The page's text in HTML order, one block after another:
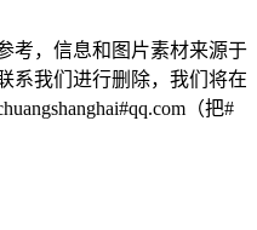
考，信息和图片素材来源于
系我们进行删除，我们将在
（把#